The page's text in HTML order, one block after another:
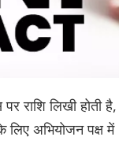
राशि लिखी होती है,
अभियोजन पक्ष में